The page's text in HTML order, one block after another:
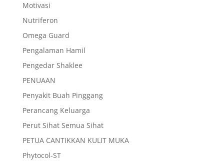
Motivasi
Nutriferon
Omega Guard
Pengalaman Hamil
Pengedar Shaklee
PENUAAN
Penyakit Buah Pinggang
Perancang Keluarga
Perut Sihat Semua Sihat
PETUA CANTIKKAN KULIT MUKA
Phytocol-ST